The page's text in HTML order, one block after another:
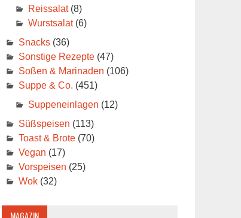
Reissalat(8)
Wurstsalat(6)
Snacks(36)
Sonstige Rezepte(47)
Soßen & Marinaden (106)
Suppe & Co. (451)
Suppeneinlagen (12)
Süßspeisen (113)
Toast & Brote(70)
Vegan (17)
Vorspeisen (25)
Wok(32)